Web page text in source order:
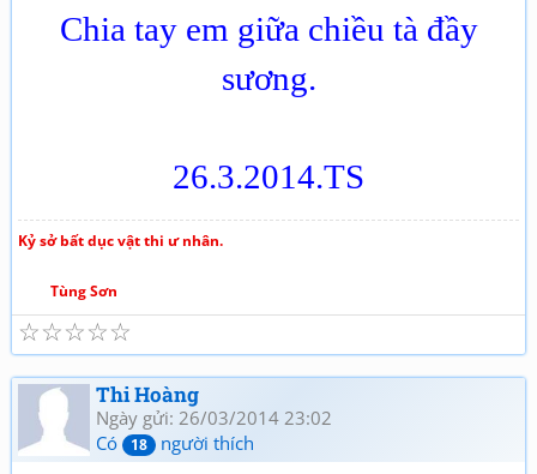
Chia tay em giữa chiều tà đầy
sương.
26.3.2014.TS
Kỷ sở bất dục vật thi ư nhân.
Tùng Sơn
☆
☆
☆
☆
☆
Thi Hoàng
Ngày gửi: 26/03/2014 23:02
Có
18 người thích